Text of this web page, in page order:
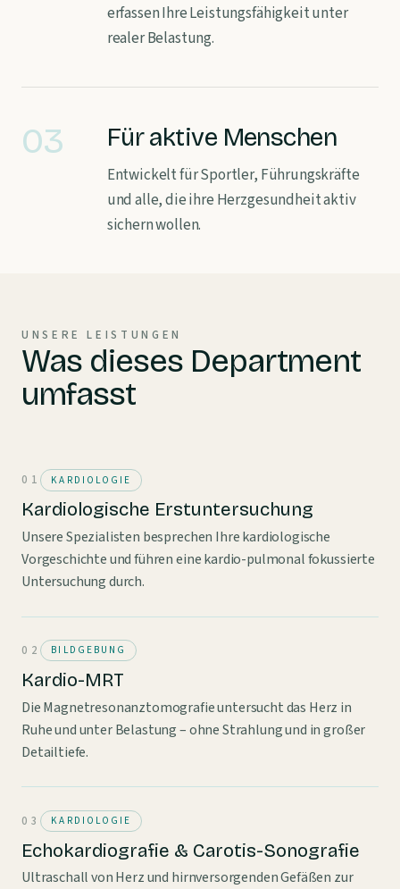
erfassen Ihre Leistungsfähigkeit unter
realer Belastung.
03 Für aktive Menschen
Entwickelt für Sportler, Führungskräfte
und alle, die ihre Herzgesundheit aktiv
sichern wollen.
UNSERE LEISTUNGEN
Was dieses Department
umfasst
KARDIOLOGIE
Kardiologische Erstuntersuchung
Unsere Spezialisten besprechen Ihre kardiologische
Vorgeschichte und führen eine kardio-pulmonal fokussierte
Untersuchung durch.
BILDGEBUNG
Kardio-MRT
Die Magnetresonanztomografie untersucht das Herz in
Ruhe und unter Belastung – ohne Strahlung und in großer
Detailtiefe.
KARDIOLOGIE
Echokardiografie & Carotis-Sonografie
Ultraschall von Herz und hirnversorgenden Gefäßen zur